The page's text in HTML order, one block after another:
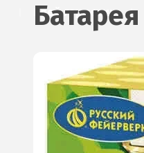
Клей,герметик.